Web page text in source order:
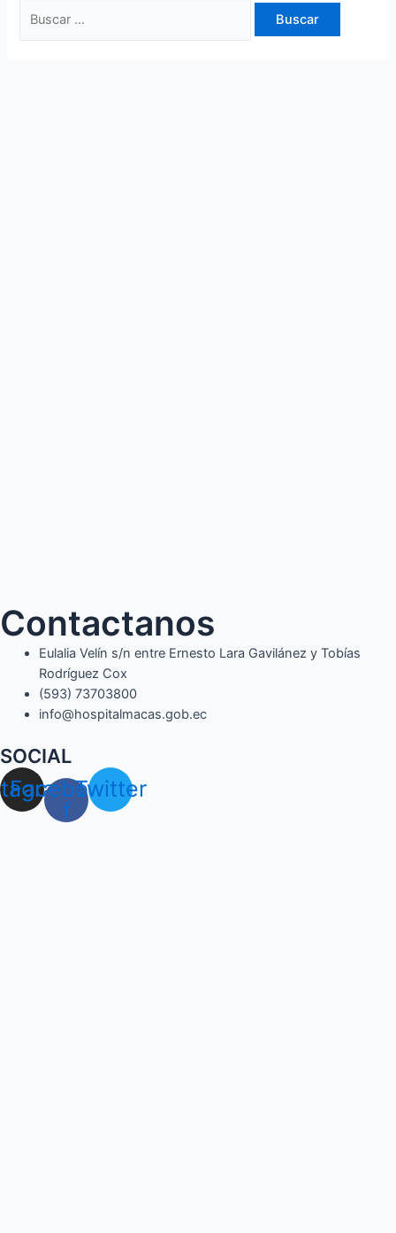
por:
Contactanos
Eulalia Velín s/n entre Ernesto Lara Gavilánez y Tobías
Rodríguez Cox
(593) 73703800​
info@hospitalmacas.gob.ec
SOCIAL
Facebook-
f
Twitter